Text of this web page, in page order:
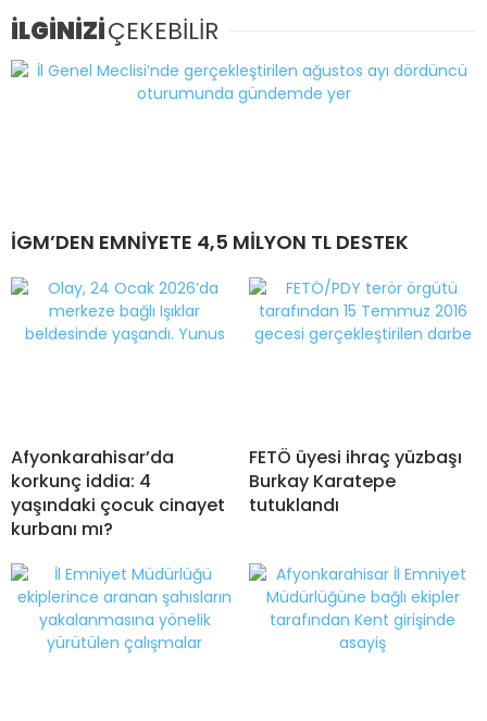
İLGİNİZİÇEKEBİLİR
İGM’DEN EMNİYETE 4,5 MİLYON TL DESTEK
Afyonkarahisar’da
korkunç iddia: 4
yaşındaki çocuk cinayet
kurbanı mı?
FETÖ üyesi ihraç yüzbaşı
Burkay Karatepe
tutuklandı